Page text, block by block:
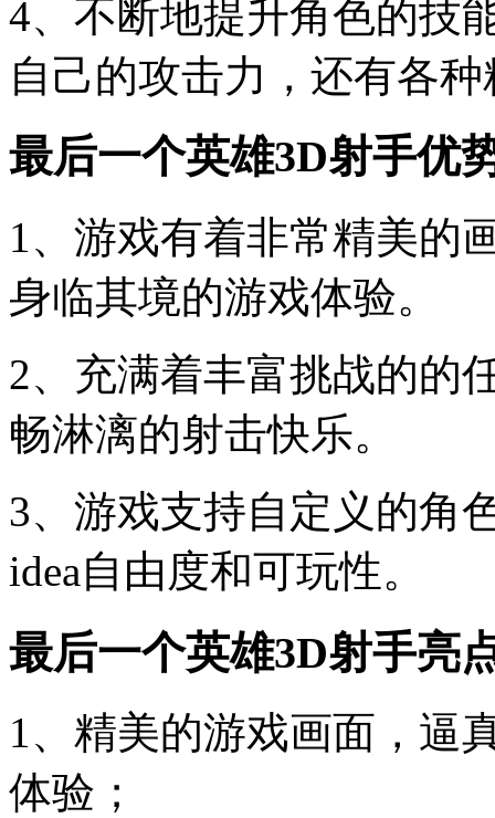
4、不断地提升角色的技
自己的攻击力，还有各
最后一个英雄3D射手优
1、游戏有着非常精美的
身临其境的游戏体验。
2、充满着丰富挑战的的
畅淋漓的射击快乐。
3、游戏支持自定义的角
idea自由度和可玩性。
最后一个英雄3D射手亮
1、精美的游戏画面，逼
体验；